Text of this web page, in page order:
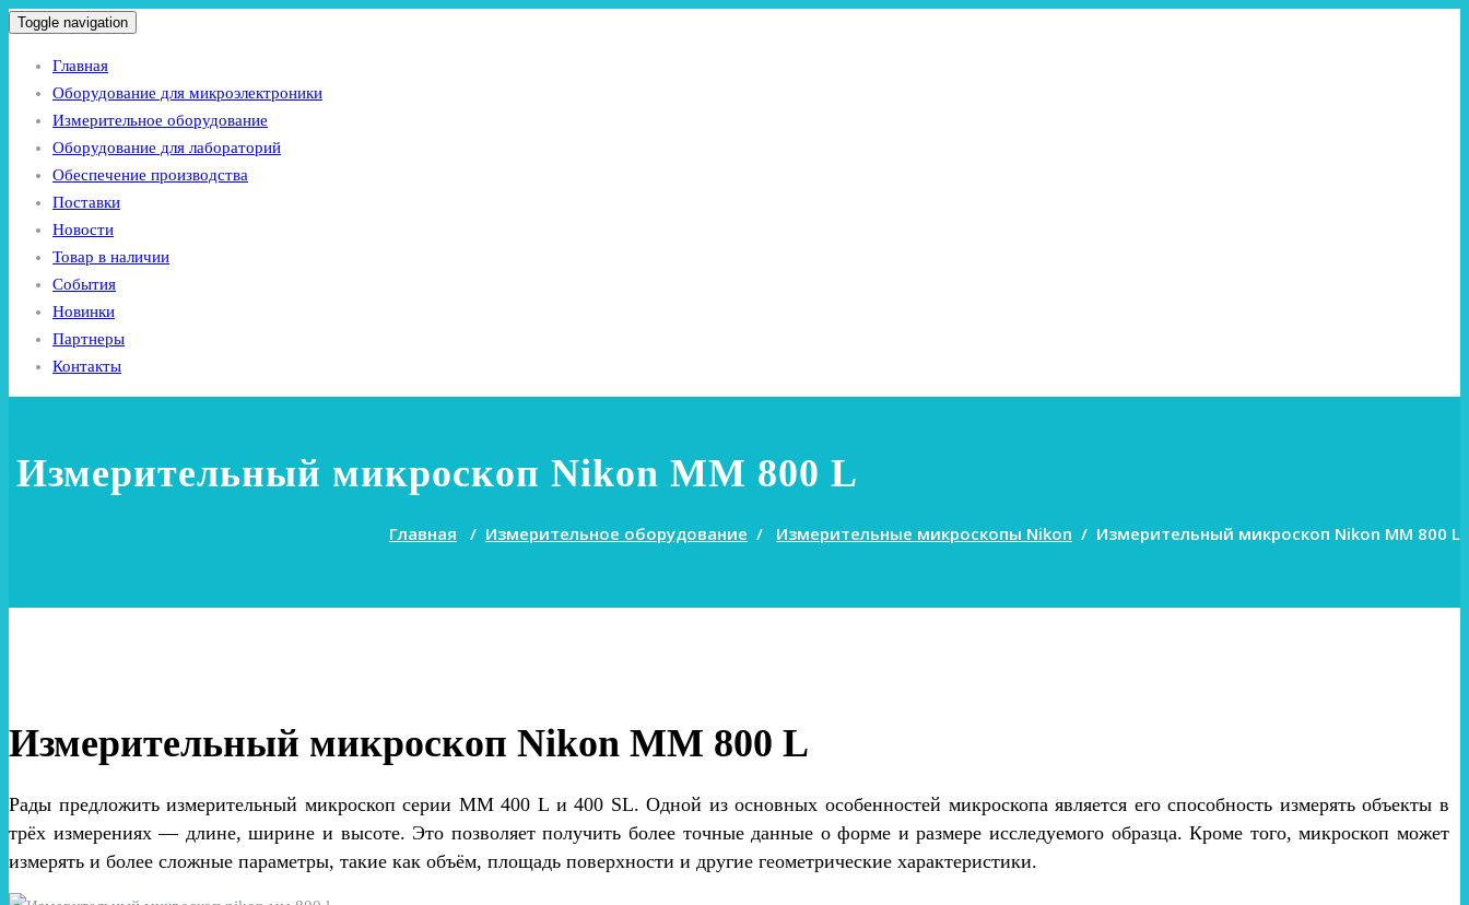
Toggle navigation
Главная
Оборудование для микроэлектроники
Измерительное оборудование
Оборудование для лабораторий
Обеспечение производства
Поставки
Новости
Товар в наличии
События
Новинки
Партнеры
Контакты
Измерительный микроскоп Nikon MM 800 L
Главная / Измерительное оборудование / Измерительные микроскопы Nikon / Измерительный микроскоп Nikon MM 800 L
Измерительный микроскоп Nikon MM 800 L
Рады предложить измерительный микроскоп серии MM 400 L и 400 SL. Одной из основных особенностей микроскопа является его способность измерять объекты в
трёх измерениях — длине, ширине и высоте. Это позволяет получить более точные данные о форме и размере исследуемого образца. Кроме того, микроскоп может
измерять и более сложные параметры, такие как объём, площадь поверхности и другие геометрические характеристики.